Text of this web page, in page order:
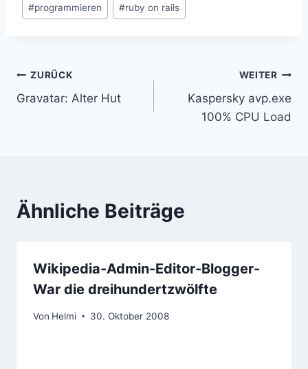
#programmieren #ruby on rails
Beitragsnavigation
ZURÜCK
Gravatar: Alter Hut
WEITER
Kaspersky avp.exe
100% CPU Load
Ähnliche Beiträge
Wikipedia-Admin-Editor-Blogger-
War die dreihundertzwölfte
Von Helmi 30. Oktober 2008